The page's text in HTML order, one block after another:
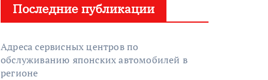
Последние публикации
Адреса сервисных центров по
обслуживанию японских автомобилей в
регионе